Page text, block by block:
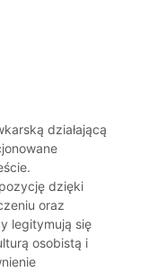
działającą
dzięki
oraz
legitymują się
osobistą i